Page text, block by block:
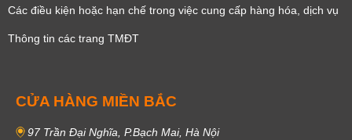
Các điều kiện hoặc hạn chế trong việc cung cấp hàng hóa, dịch vụ
Thông tin các trang TMĐT
CỬA HÀNG MIỀN BẮC
97 Trần Đại Nghĩa, P.Bạch Mai, Hà Nội